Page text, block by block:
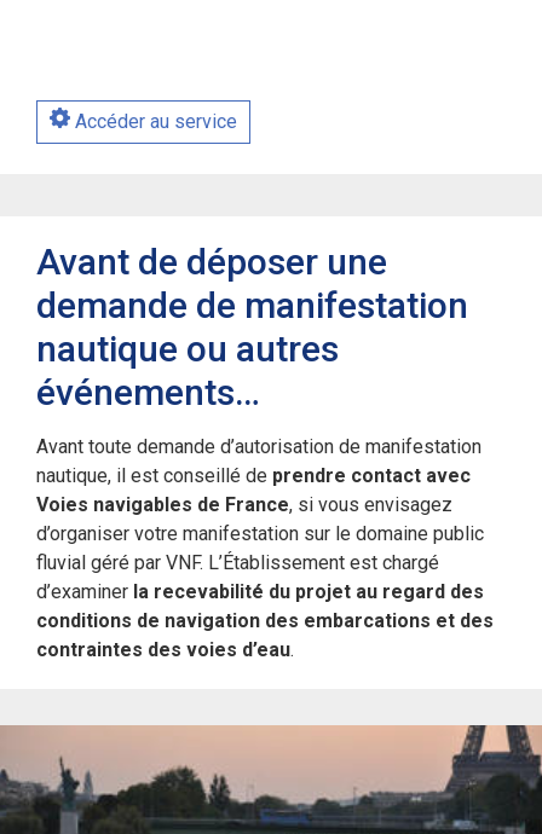
Accéder au service
Avant de déposer une
demande de manifestation
nautique ou autres
événements…
Avant toute demande d’autorisation de manifestation
nautique, il est conseillé de prendre contact avec
Voies navigables de France, si vous envisagez
d’organiser votre manifestation sur le domaine public
fluvial géré par VNF. L’Établissement est chargé
d’examiner la recevabilité du projet au regard des
conditions de navigation des embarcations et des
contraintes des voies d’eau.